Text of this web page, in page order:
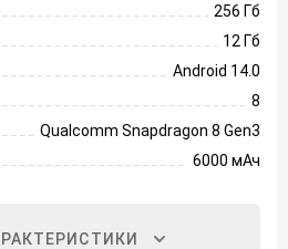
256 Гб
12 Гб
Android 14.0
8
Qualcomm Snapdragon 8 Gen3
6000 мАч